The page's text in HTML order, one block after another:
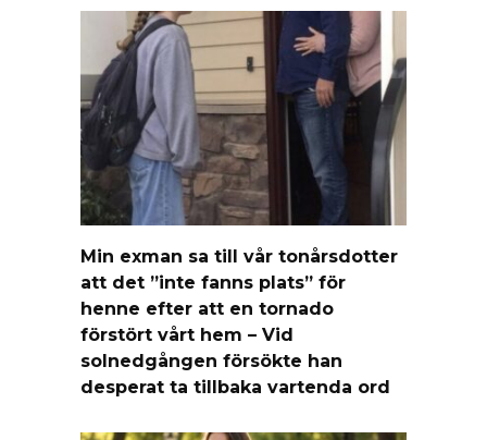
Min exman sa till vår tonårsdotter
att det ”inte fanns plats” för
henne efter att en tornado
förstört vårt hem – Vid
solnedgången försökte han
desperat ta tillbaka vartenda ord